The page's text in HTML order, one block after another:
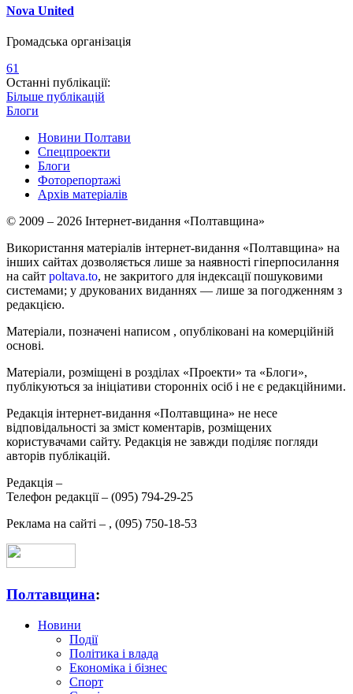
Nova United
Громадська організація
61
Останні публікації:
Більше публікацій
Блоги
Новини Полтави
Спецпроекти
Блоги
Фоторепортажі
Архів матеріалів
© 2009 – 2026 Інтернет-видання «Полтавщина»
Використання матеріалів інтернет-видання «Полтавщина» на
інших сайтах дозволяється лише за наявності гіперпосилання
на сайт poltava.to, не закритого для індексації пошуковими
системами; у друкованих виданнях — лише за погодженням з
редакцією.
Матеріали, позначені написом , опубліковані на комерційній
основі.
Матеріали, розміщені в розділах «Проекти» та «Блоги»,
публікуються за ініціативи сторонніх осіб і не є редакційними.
Редакція інтернет-видання «Полтавщина» не несе
відповідальності за зміст коментарів, розміщених
користувачами сайту. Редакція не завжди поділяє погляди
авторів публікацій.
Редакція –
Телефон редакції – (095) 794-29-25
Реклама на сайті – , (095) 750-18-53
Полтавщина:
Новини
Події
Політика і влада
Економіка і бізнес
Спорт